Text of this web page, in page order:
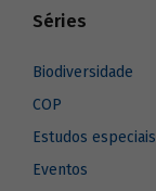
Séries
Biodiversidade
COP
Estudos especiais
Eventos